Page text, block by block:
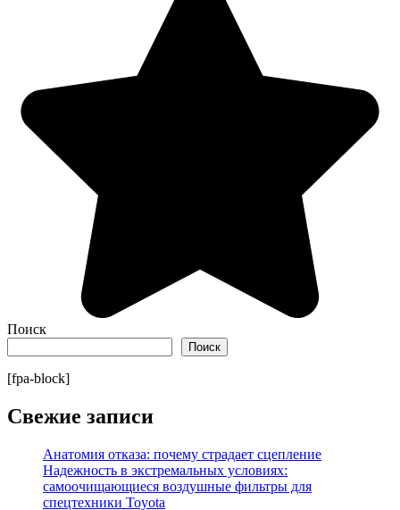
Поиск
Поиск
[fpa-block]
Свежие записи
Анатомия отказа: почему страдает сцепление
Надежность в экстремальных условиях:
самоочищающиеся воздушные фильтры для
спецтехники Toyota